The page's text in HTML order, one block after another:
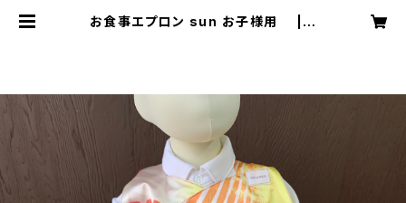
お食事エプロン sun お子様用 | o